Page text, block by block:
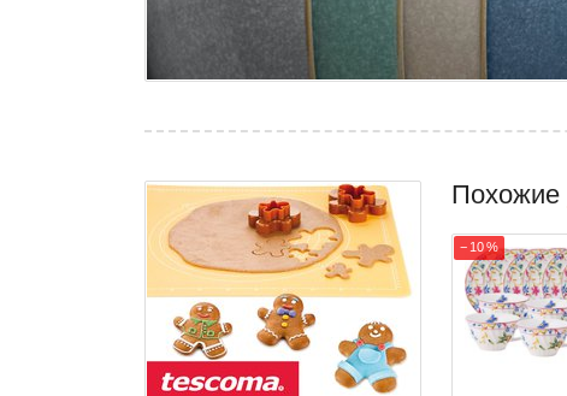
Похожие
− 10 %